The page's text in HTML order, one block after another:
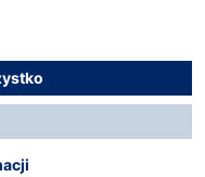
opisanych w